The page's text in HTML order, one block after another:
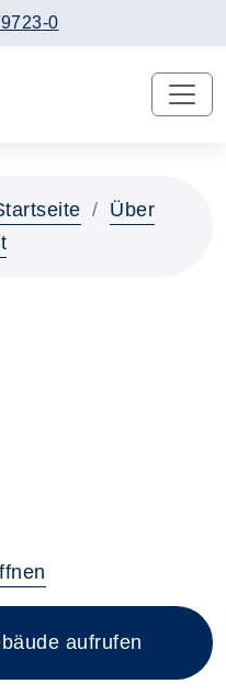
0
Über
neuen Browsertab
aufrufen